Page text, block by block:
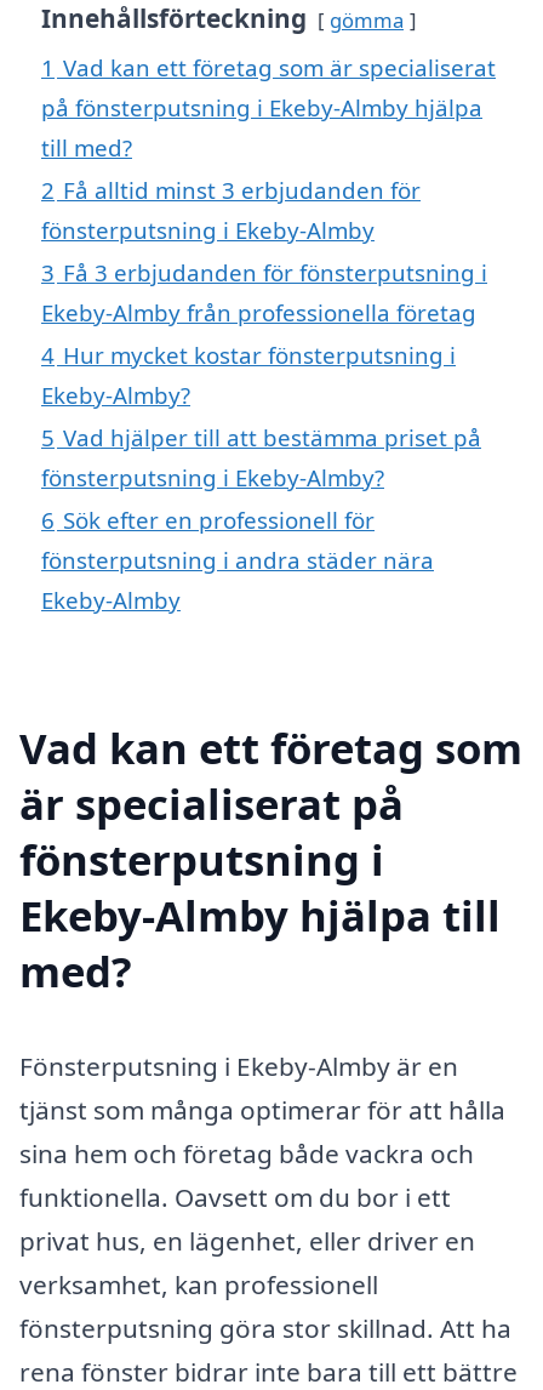
Innehållsförteckning gömma
1 Vad kan ett företag som är specialiserat
på fönsterputsning i Ekeby-Almby hjälpa
till med?
2 Få alltid minst 3 erbjudanden för
fönsterputsning i Ekeby-Almby
3 Få 3 erbjudanden för fönsterputsning i
Ekeby-Almby från professionella företag
4 Hur mycket kostar fönsterputsning i
Ekeby-Almby?
5 Vad hjälper till att bestämma priset på
fönsterputsning i Ekeby-Almby?
6 Sök efter en professionell för
fönsterputsning i andra städer nära
Ekeby-Almby
Vad kan ett företag som
är specialiserat på
fönsterputsning i
Ekeby-Almby hjälpa till
med?
Fönsterputsning i Ekeby-Almby är en
tjänst som många optimerar för att hålla
sina hem och företag både vackra och
funktionella. Oavsett om du bor i ett
privat hus, en lägenhet, eller driver en
verksamhet, kan professionell
fönsterputsning göra stor skillnad. Att ha
rena fönster bidrar inte bara till ett bättre